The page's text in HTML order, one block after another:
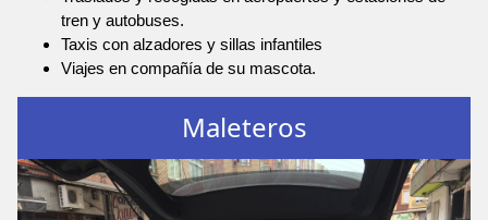
tren y autobuses.
Taxis con alzadores y sillas infantiles
Viajes en compañía de su mascota.
Maleteros